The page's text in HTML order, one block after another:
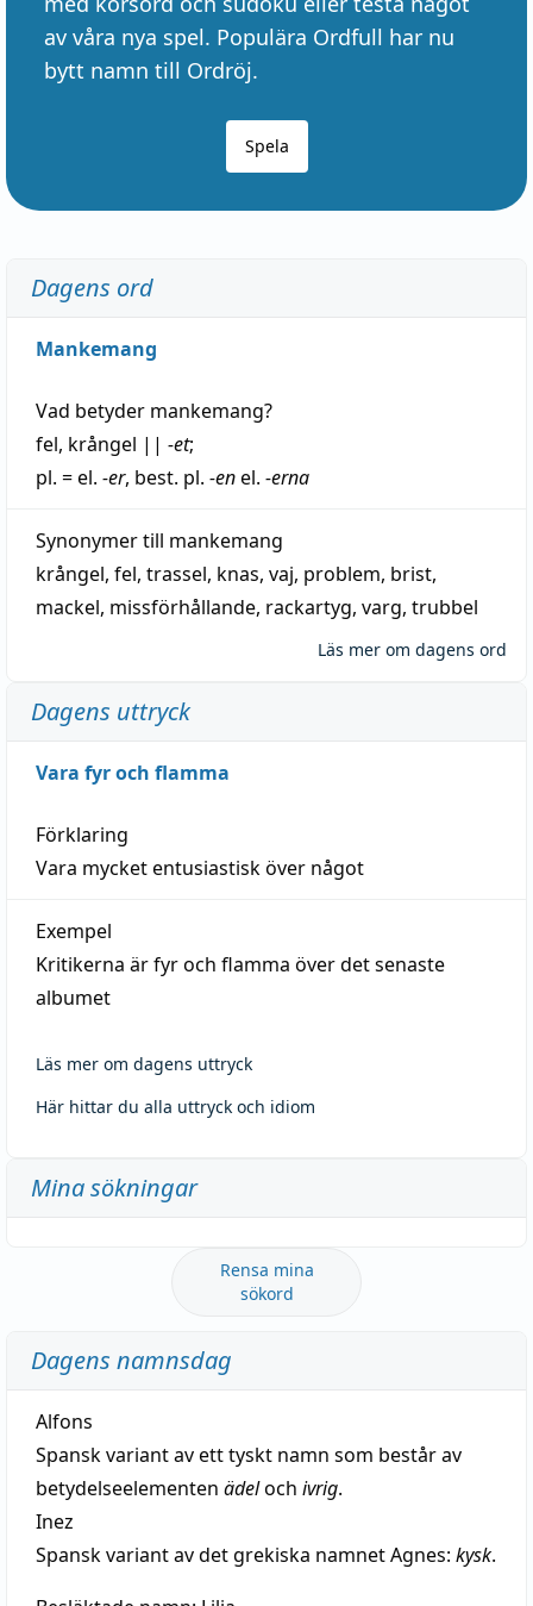
av våra nya spel. Populära Ordfull har nu
bytt namn till Ordröj.
Spela
Dagens ord
Mankemang
Vad betyder mankemang?
fel, krångel || -et;
pl. = el. -er, best. pl. -enel. -erna
Synonymer till mankemang
krångel, fel, trassel, knas, vaj, problem, brist,
mackel, missförhållande, rackartyg, varg, trubbel
Läs mer om dagens ord
Dagens uttryck
Vara fyr och flamma
Förklaring
Vara mycket entusiastisk över något
Exempel
Kritikerna är fyr och flamma över det senaste
albumet
Läs mer om dagens uttryck
Här hittar du alla uttryck och idiom
Mina sökningar
Rensa mina
sökord
Dagens namnsdag
Alfons
Spansk variant av ett tyskt namn som består av
betydelseelementen ädeloch ivrig.
Inez
Spansk variant av det grekiska namnet Agnes: kysk.